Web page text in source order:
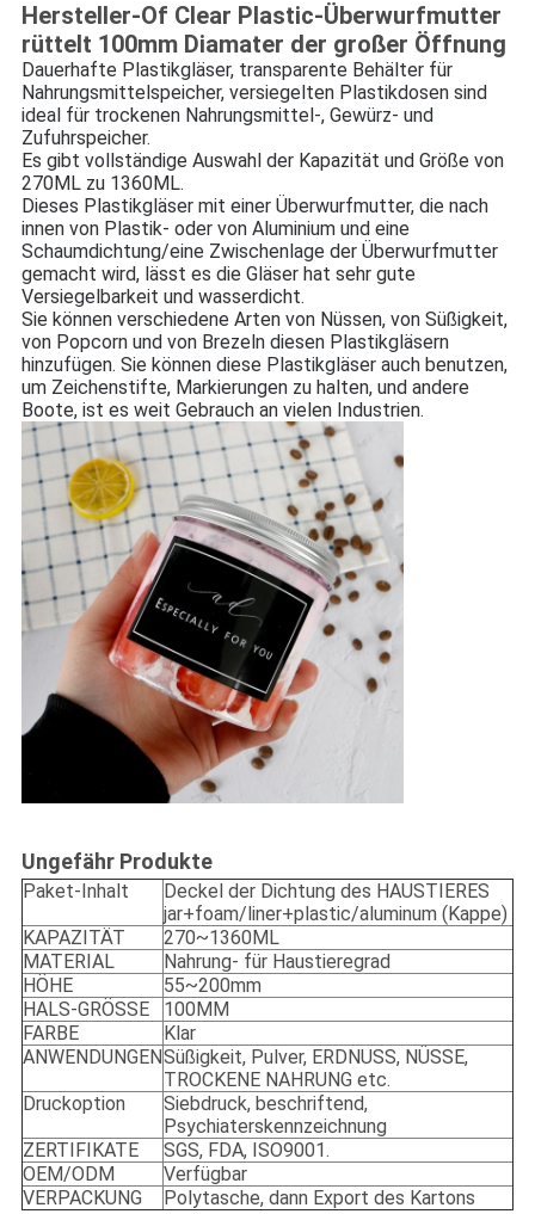
Hersteller-Of Clear Plastic-Überwurfmutter
rüttelt 100mm Diamater der großer Öffnung
Dauerhafte Plastikgläser, transparente Behälter für
Nahrungsmittelspeicher, versiegelten Plastikdosen sind
ideal für trockenen Nahrungsmittel-, Gewürz- und
Zufuhrspeicher.
Es gibt vollständige Auswahl der Kapazität und Größe von
270ML zu 1360ML.
Dieses Plastikgläser mit einer Überwurfmutter, die nach
innen von Plastik- oder von Aluminium und eine
Schaumdichtung/eine Zwischenlage der Überwurfmutter
gemacht wird, lässt es die Gläser hat sehr gute
Versiegelbarkeit und wasserdicht.
Sie können verschiedene Arten von Nüssen, von Süßigkeit,
von Popcorn und von Brezeln diesen Plastikgläsern
hinzufügen. Sie können diese Plastikgläser auch benutzen,
um Zeichenstifte, Markierungen zu halten, und andere
Boote, ist es weit Gebrauch an vielen Industrien.
Ungefähr Produkte
Paket-Inhalt
Deckel der Dichtung des HAUSTIERES
jar+foam/liner+plastic/aluminum (Kappe)
KAPAZITÄT
270~1360ML
MATERIAL
Nahrung- für Haustieregrad
HÖHE
55~200mm
HALS-GRÖSSE
100MM
FARBE
Klar
ANWENDUNGENSüßigkeit, Pulver, ERDNUSS, NÜSSE,
TROCKENE NAHRUNG etc.
Druckoption
Siebdruck, beschriftend,
Psychiaterskennzeichnung
ZERTIFIKATE
SGS, FDA, ISO9001.
OEM/ODM
Verfügbar
VERPACKUNG
Polytasche, dann Export des Kartons